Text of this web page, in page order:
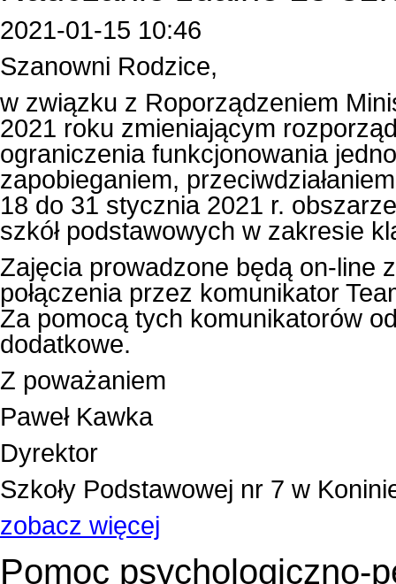
2021-01-15 10:46
Szanowni Rodzice,
w związku z Roporządzeniem
2021 roku zmieniającym
ograniczenia funkcjonowania
zapobieganiem,
18 do 31 stycznia 2021 r.
szkół podstawowych w zakresie
Zajęcia prowadzone będą on-line
połączenia przez komunikator
Za pomocą tych komunikatorów
dodatkowe.
Z poważaniem
Paweł Kawka
Dyrektor
Szkoły Podstawowej nr 7 w
zobacz więcej
Pomoc psychologiczno-